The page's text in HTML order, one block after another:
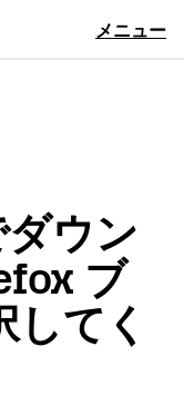
メニュー
ウン
ブ
してく